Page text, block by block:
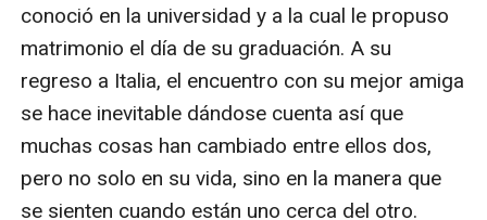
conoció en la universidad y a la cual le propuso
matrimonio el día de su graduación. A su
regreso a Italia, el encuentro con su mejor amiga
se hace inevitable dándose cuenta así que
muchas cosas han cambiado entre ellos dos,
pero no solo en su vida, sino en la manera que
se sienten cuando están uno cerca del otro.